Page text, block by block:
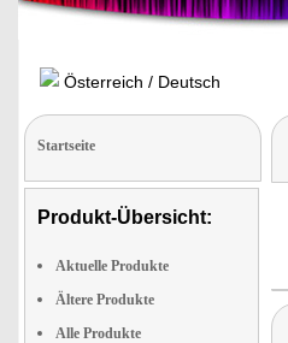
Österreich / Deutsch
Startseite
Produkt-Übersicht:
Aktuelle Produkte
Ältere Produkte
Alle Produkte